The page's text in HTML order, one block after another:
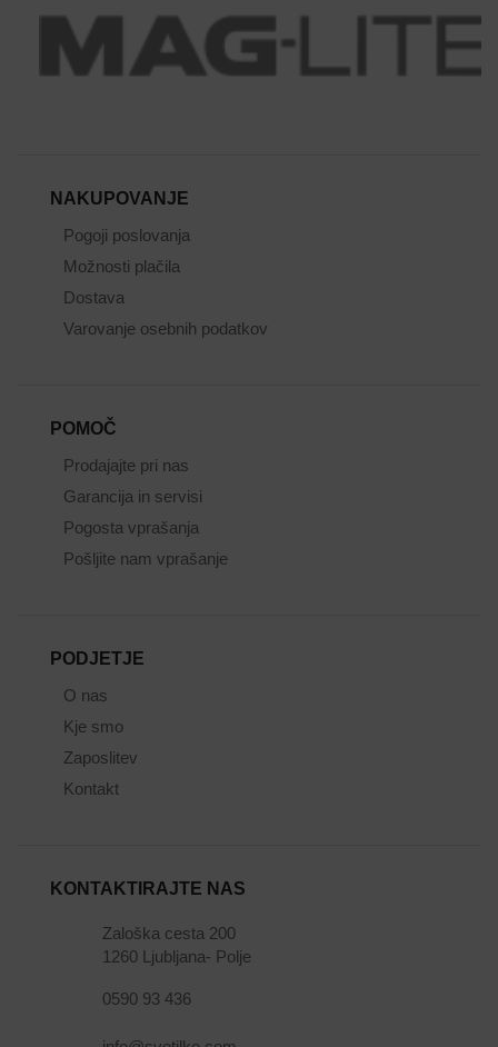
NAKUPOVANJE
Pogoji poslovanja
Možnosti plačila
Dostava
Varovanje osebnih podatkov
POMOČ
Prodajajte pri nas
Garancija in servisi
Pogosta vprašanja
Pošljite nam vprašanje
PODJETJE
O nas
Kje smo
Zaposlitev
Kontakt
KONTAKTIRAJTE NAS
Zaloška cesta 200
1260 Ljubljana- Polje
0590 93 436